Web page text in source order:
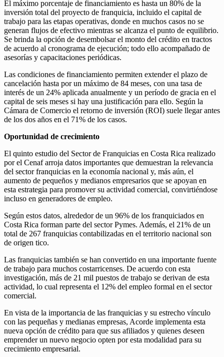
El máximo porcentaje de financiamiento es hasta un 80% de la
inversión total del proyecto de franquicia, incluido el capital de
trabajo para las etapas operativas, donde en muchos casos no se
generan flujos de efectivo mientras se alcanza el punto de equilibrio.
Se brinda la opción de desembolsar el monto del crédito en tractos
de acuerdo al cronograma de ejecución; todo ello acompañado de
asesorías y capacitaciones periódicas.
Las condiciones de financiamiento permiten extender el plazo de
cancelación hasta por un máximo de 84 meses, con una tasa de
interés de un 24% aplicada anualmente y un período de gracia en el
capital de seis meses si hay una justificación para ello. Según la
Cámara de Comercio el retorno de inversión (ROI) suele llegar antes
de los dos años en el 71% de los casos.
Oportunidad de crecimiento
El quinto estudio del Sector de Franquicias en Costa Rica realizado
por el Cenaf arroja datos importantes que demuestran la relevancia
del sector franquicias en la economía nacional y, más aún, el
aumento de pequeños y medianos empresarios que se apoyan en
esta estrategia para promover su actividad comercial, convirtiéndose
incluso en generadores de empleo.
Según estos datos, alrededor de un 96% de los franquiciados en
Costa Rica forman parte del sector Pymes. Además, el 21% de un
total de 267 franquicias contabilizadas en el territorio nacional son
de origen tico.
Las franquicias también se han convertido en una importante fuente
de trabajo para muchos costarricenses. De acuerdo con esta
investigación, más de 21 mil puestos de trabajo se derivan de esta
actividad, lo cual representa el 12% del empleo formal en el sector
comercial.
En vista de la importancia de las franquicias y su estrecho vínculo
con las pequeñas y medianas empresas, Acorde implementa esta
nueva opción de crédito para que sus afiliados y quienes deseen
emprender un nuevo negocio opten por esta modalidad para su
crecimiento empresarial.